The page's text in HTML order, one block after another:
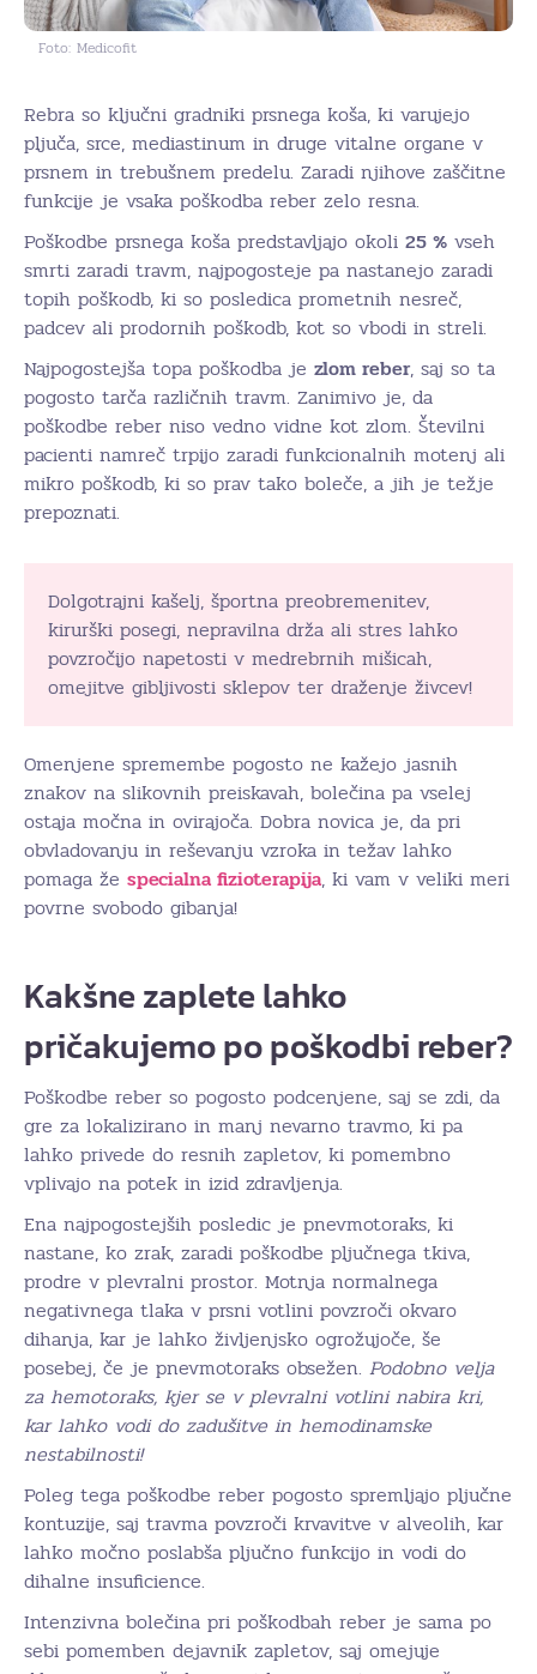
Foto: Medicofit
Rebra so ključni gradniki prsnega koša, ki varujejo
pljuča, srce, mediastinum in druge vitalne organe v
prsnem in trebušnem predelu. Zaradi njihove zaščitne
funkcije je vsaka poškodba reber zelo resna.
Poškodbe prsnega koša predstavljajo okoli 25 % vseh
smrti zaradi travm, najpogosteje pa nastanejo zaradi
topih poškodb, ki so posledica prometnih nesreč,
padcev ali prodornih poškodb, kot so vbodi in streli.
Najpogostejša topa poškodba je zlom reber, saj so ta
pogosto tarča različnih travm. Zanimivo je, da
poškodbe reber niso vedno vidne kot zlom. Številni
pacienti namreč trpijo zaradi funkcionalnih motenj ali
mikro poškodb, ki so prav tako boleče, a jih je težje
prepoznati.
Dolgotrajni kašelj, športna preobremenitev,
kirurški posegi, nepravilna drža ali stres lahko
povzročijo napetosti v medrebrnih mišicah,
omejitve gibljivosti sklepov ter draženje živcev!
Omenjene spremembe pogosto ne kažejo jasnih
znakov na slikovnih preiskavah, bolečina pa vselej
ostaja močna in ovirajoča. Dobra novica je, da pri
obvladovanju in reševanju vzroka in težav lahko
pomaga že specialna fizioterapija, ki vam v veliki meri
povrne svobodo gibanja!
Kakšne zaplete lahko
pričakujemo po poškodbi reber?
Poškodbe reber so pogosto podcenjene, saj se zdi, da
gre za lokalizirano in manj nevarno travmo, ki pa
lahko privede do resnih zapletov, ki pomembno
vplivajo na potek in izid zdravljenja.
Ena najpogostejših posledic je pnevmotoraks, ki
nastane, ko zrak, zaradi poškodbe pljučnega tkiva,
prodre v plevralni prostor. Motnja normalnega
negativnega tlaka v prsni votlini povzroči okvaro
dihanja, kar je lahko življenjsko ogrožujoče, še
posebej, če je pnevmotoraks obsežen. Podobno velja
za hemotoraks, kjer se v plevralni votlini nabira kri,
kar lahko vodi do zadušitve in hemodinamske
nestabilnosti!
Poleg tega poškodbe reber pogosto spremljajo pljučne
kontuzije, saj travma povzroči krvavitve v alveolih, kar
lahko močno poslabša pljučno funkcijo in vodi do
dihalne insuficience.
Intenzivna bolečina pri poškodbah reber je sama po
sebi pomemben dejavnik zapletov, saj omejuje